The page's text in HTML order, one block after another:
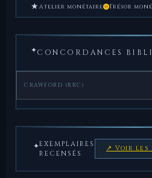
★ Atelier monétaire Trésor
✦CONCORDANCES
CRAWFORD (RRC)
✦EXEMPLAIRES
RECENSÉS
↗ Voir les